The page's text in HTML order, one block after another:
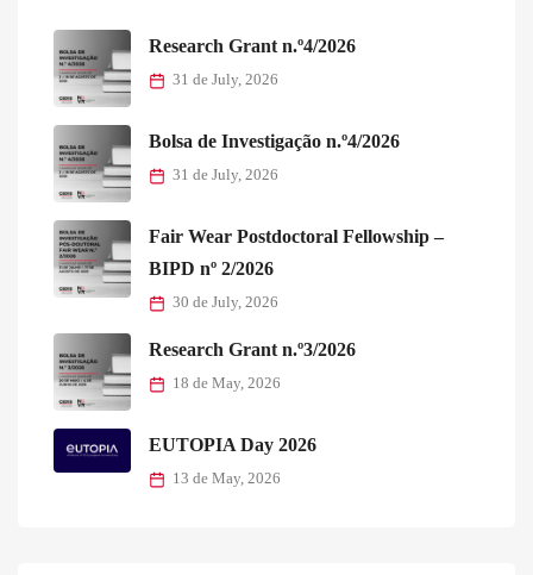
Research Grant n.º4/2026
31 de July, 2026
Bolsa de Investigação n.º4/2026
31 de July, 2026
Fair Wear Postdoctoral Fellowship –
BIPD nº 2/2026
30 de July, 2026
Research Grant n.º3/2026
18 de May, 2026
EUTOPIA Day 2026
13 de May, 2026